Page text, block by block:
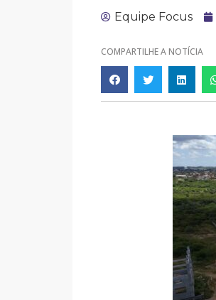
Equipe Focus
COMPARTILHE A NOTÍCIA